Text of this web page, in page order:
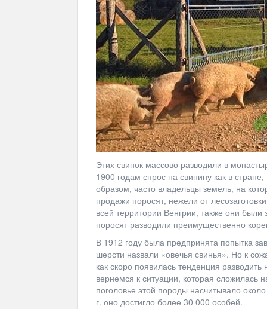
Этих свинок массово разводили в
1900 годам спрос на свинину как в
образом, часто владельцы земель, на
продажи поросят, нежели от
всей территории Венгрии, также они
поросят разводили преимущественно
В 1912 году была предпринята попытка
шерсти назвали «овечья свинья». Но к
как скоро появилась тенденция
вернемся к ситуации, которая сложилась
поголовье этой породы насчитывало
г. оно достигло более 30 000 особей.